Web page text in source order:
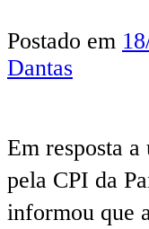
Postado em
Dantas
Em resposta
pela CPI da
informou que